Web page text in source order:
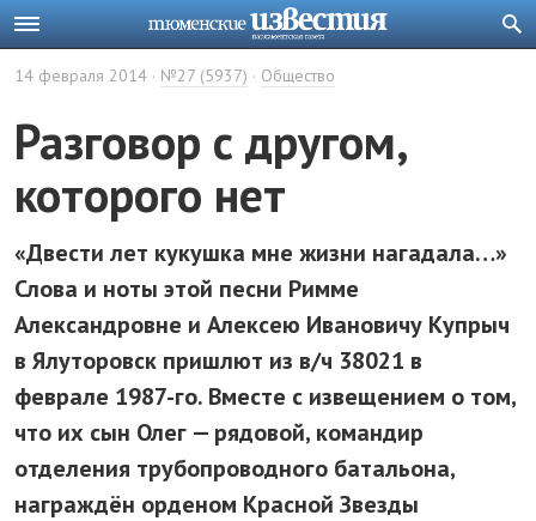
14 февраля 2014 №27 (5937) Общество
Разговор с другом,
которого нет
«Двести лет кукушка мне жизни нагадала…»
Слова и ноты этой песни Римме
Александровне и Алексею Ивановичу Купрыч
в Ялуторовск пришлют из в/ч 38021 в
феврале 1987-го. Вместе с извещением о том,
что их сын Олег — рядовой, командир
отделения трубопроводного батальона,
награждён орденом Красной Звезды